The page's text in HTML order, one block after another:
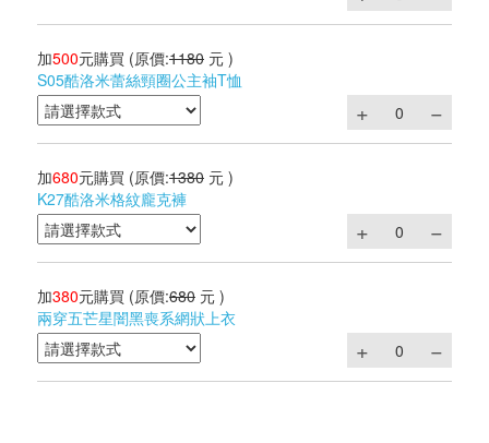
加500元購買 (原價:1180 元 )
S05酷洛米蕾絲頸圈公主袖T恤
加680元購買 (原價:1380 元 )
K27酷洛米格紋龐克褲
加380元購買 (原價:680 元 )
兩穿五芒星闇黑喪系網狀上衣